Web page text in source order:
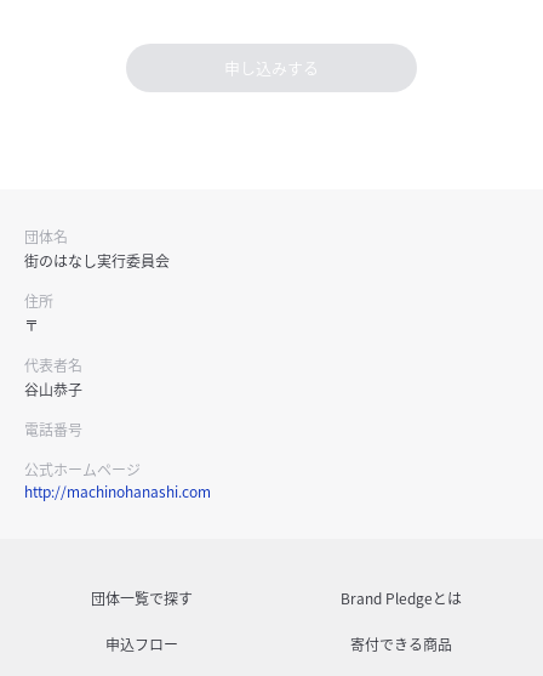
申し込みする
団体名
街のはなし実行委員会
住所
〒
代表者名
谷山恭子
電話番号
公式ホームページ
http://machinohanashi.com
団体一覧で探す Brand Pledgeとは
申込フロー 寄付できる商品